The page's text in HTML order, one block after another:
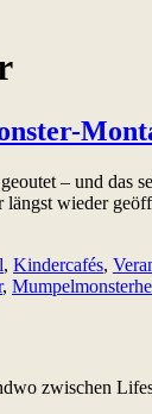
– und das
längst wieder
, Kindercafés,
,
zwischen